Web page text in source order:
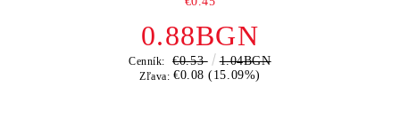
0.88BGN
Cenník: €0.53 1.04BGN
Zľava: €0.08 (15.09%)